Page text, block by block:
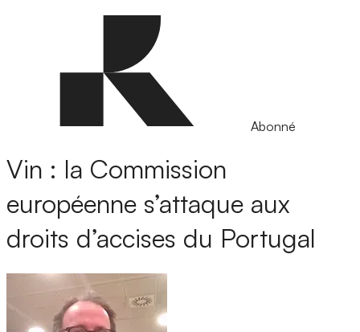
Abonné
Vin : la Commission
européenne s’attaque aux
droits d’accises du Portugal